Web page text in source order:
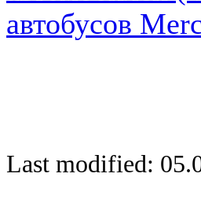
автобусов
Last modified: